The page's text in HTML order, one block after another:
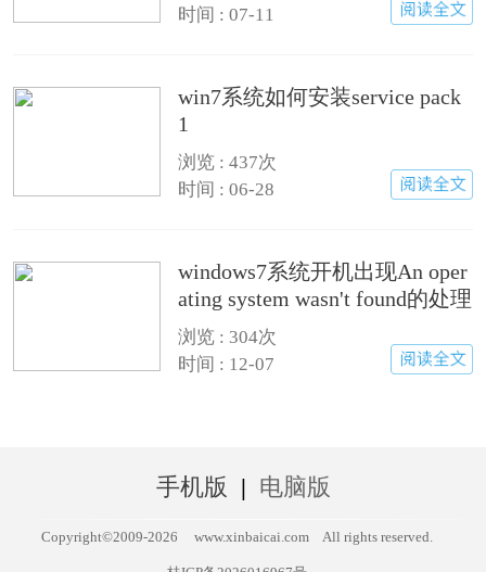
时间 : 07-11
win7系统如何安装service pack
1
浏览 : 437次
时间 : 06-28
windows7系统开机出现An oper
ating system wasn't found的处理
措施
浏览 : 304次
时间 : 12-07
手机版 | 电脑版
Copyright©2009-2026 www.xinbaicai.com All rights reserved.